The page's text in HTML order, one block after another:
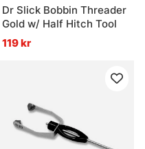
Dr Slick Bobbin Threader
Gold w/ Half Hitch Tool
119 kr